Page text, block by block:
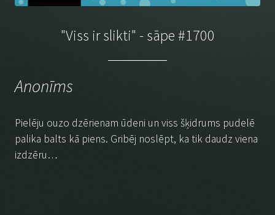
"Viss ir slikti" - sāpe #1700
Anonīms
Pielēju ouzo dzērienam ūdeni un viss šķidrums pudelē
palika balts kā piens. Gribēj noslēpt, ka tik daudz viena
izdzēru…